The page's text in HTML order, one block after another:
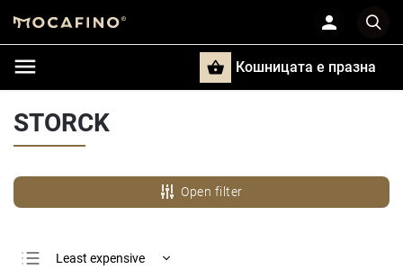
Кошницата e празна
STORCK
Open filter
Least expensive